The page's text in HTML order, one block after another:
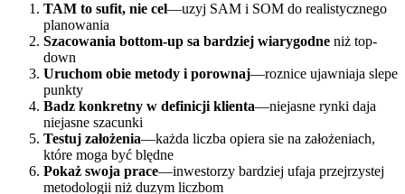
TAM to sufit, nie cel—uzyj SAM i SOM do realistycznego
planowania
Szacowania bottom-up sa bardziej wiarygodne niż top-
down
Uruchom obie metody i porownaj—roznice ujawniaja slepe
punkty
Badz konkretny w definicji klienta—niejasne rynki daja
niejasne szacunki
Testuj założenia—każda liczba opiera sie na założeniach,
które moga być blędne
Pokaż swoja prace—inwestorzy bardziej ufaja przejrzystej
metodologii niż duzym liczbom